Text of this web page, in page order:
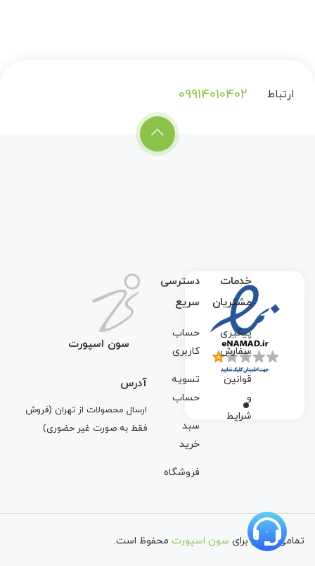
ارتباط 09914010402
خدمات
مشتریان
پیگیری
سفارش
قوانین
و
شرایط
دسترسی
سریع
حساب
کاربری
تسویه
حساب
سبد
خرید
فروشگاه
سون اسپورت
آدرس
ارسال محصولات از تهران (فروش
فقط به صورت غیر حضوری)
تمامی حقوق برای سون اسپورت محفوظ است.